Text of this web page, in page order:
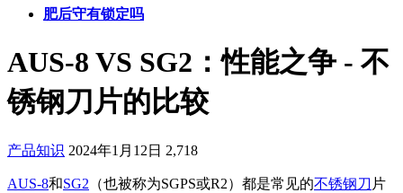
肥后守有锁定吗
AUS-8 VS SG2：性能之争 - 不
锈钢刀片的比较
产品知识 2024年1月12日 2,718
AUS-8和SG2 （也被称为SGPS或R2）都是常见的不锈钢刀 片